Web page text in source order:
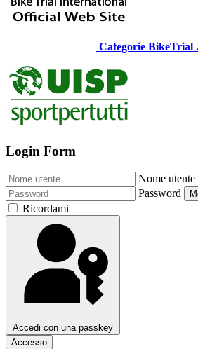
Categorie BikeTrial
Login Form
Nome utente
Password
Ricordami
Accedi con una passkey
Accesso